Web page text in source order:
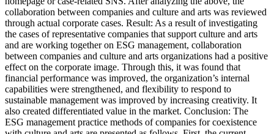
collaboration between companies and culture and arts was reviewed
through actual corporate cases. Result: As a result of investigating
the cases of representative companies that support culture and arts
and are working together on ESG management, collaboration
between companies and culture and arts organizations had a positive
effect on the corporate image. Through this, it was found that
financial performance was improved, the organization’s internal
capabilities were strengthened, and flexibility to respond to
sustainable management was improved by increasing creativity. It
also created differentiated value in the market. Conclusion: The
ESG management practice methods of companies for coexistence